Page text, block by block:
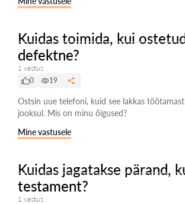
Kuidas toimida, kui
defektne?
1 vastus
0
19
Ostsin uue telefoni, kuid see lakkas
jooksul. Mis on minu õigused?
Mine vastusele
Kuidas jagatakse pärand,
testament?
1 vastus